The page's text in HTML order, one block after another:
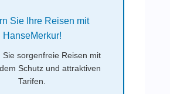
Sie Ihre Reisen mit
HanseMerkur!
Sie sorgenfreie Reisen mit
Schutz und attraktiven
Tarifen.